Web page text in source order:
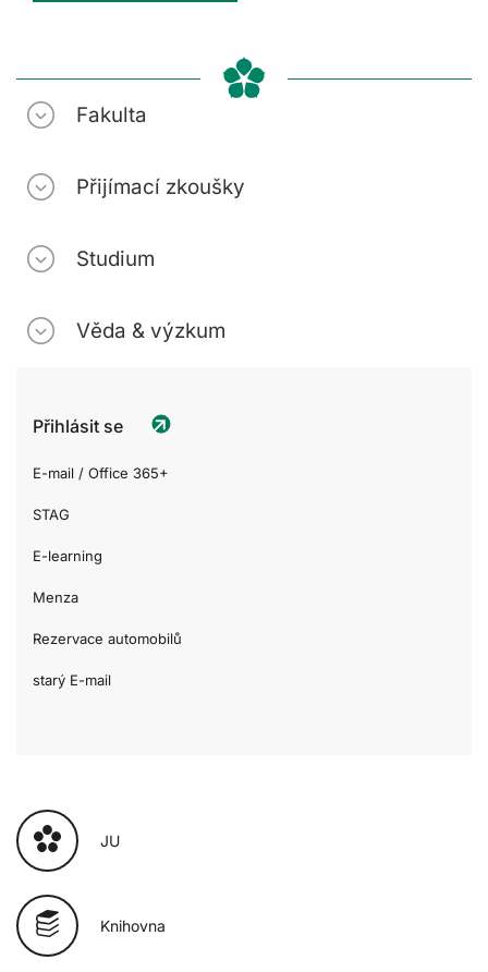
Fakulta
Přijímací zkoušky
Studium
Věda & výzkum
Přihlásit se
E-mail / Office 365+
STAG
E-learning
Menza
Rezervace automobilů
starý E-mail
JU
Knihovna